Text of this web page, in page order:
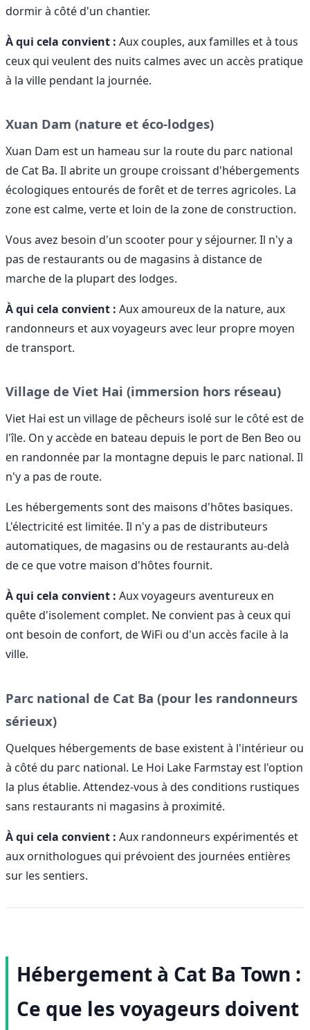
dormir à côté d'un chantier.
À qui cela convient : Aux couples, aux familles et à tous
ceux qui veulent des nuits calmes avec un accès pratique
à la ville pendant la journée.
Xuan Dam (nature et éco-lodges)
Xuan Dam est un hameau sur la route du parc national
de Cat Ba. Il abrite un groupe croissant d'hébergements
écologiques entourés de forêt et de terres agricoles. La
zone est calme, verte et loin de la zone de construction.
Vous avez besoin d'un scooter pour y séjourner. Il n'y a
pas de restaurants ou de magasins à distance de
marche de la plupart des lodges.
À qui cela convient : Aux amoureux de la nature, aux
randonneurs et aux voyageurs avec leur propre moyen
de transport.
Village de Viet Hai (immersion hors réseau)
Viet Hai est un village de pêcheurs isolé sur le côté est de
l'île. On y accède en bateau depuis le port de Ben Beo ou
en randonnée par la montagne depuis le parc national. Il
n'y a pas de route.
Les hébergements sont des maisons d'hôtes basiques.
L'électricité est limitée. Il n'y a pas de distributeurs
automatiques, de magasins ou de restaurants au-delà
de ce que votre maison d'hôtes fournit.
À qui cela convient : Aux voyageurs aventureux en
quête d'isolement complet. Ne convient pas à ceux qui
ont besoin de confort, de WiFi ou d'un accès facile à la
ville.
Parc national de Cat Ba (pour les randonneurs
sérieux)
Quelques hébergements de base existent à l'intérieur ou
à côté du parc national. Le Hoi Lake Farmstay est l'option
la plus établie. Attendez-vous à des conditions rustiques
sans restaurants ni magasins à proximité.
À qui cela convient : Aux randonneurs expérimentés et
aux ornithologues qui prévoient des journées entières
sur les sentiers.
Hébergement à Cat Ba Town :
Ce que les voyageurs doivent